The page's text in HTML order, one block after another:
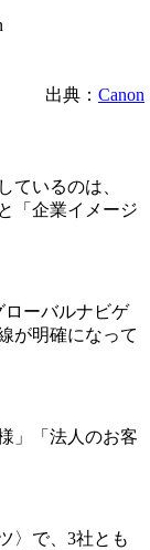
出典： Canon
ているのは、
「企業イメージ
ローバルナビゲ
が明確になって
」「法人のお客
〉で、3社とも